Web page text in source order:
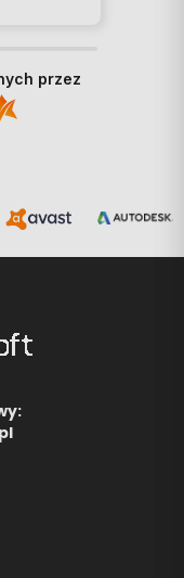
przez